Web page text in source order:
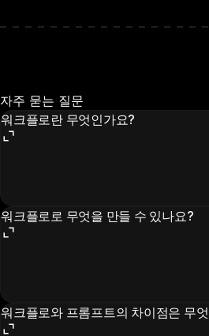
자주 묻는 질문
워크플로란 무엇인가요?
워크플로로 무엇을 만들 수 있나요?
워크플로와 프롬프트의 차이점은 무